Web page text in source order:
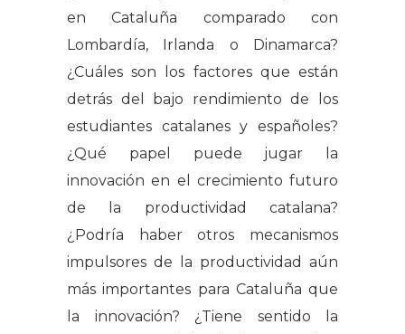
en Cataluña comparado con
Lombardía, Irlanda o Dinamarca?
¿Cuáles son los factores que están
detrás del bajo rendimiento de los
estudiantes catalanes y españoles?
¿Qué papel puede jugar la
innovación en el crecimiento futuro
de la productividad catalana?
¿Podría haber otros mecanismos
impulsores de la productividad aún
más importantes para Cataluña que
la innovación? ¿Tiene sentido la